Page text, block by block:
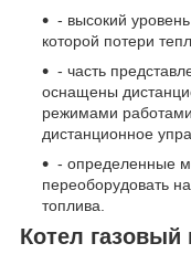
- высокий
которой потери
- часть
оснащены
режимами
дистанционное
- определенные
переоборудовать
топлива.
Котел